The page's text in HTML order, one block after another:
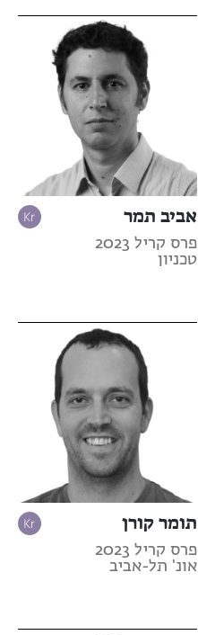
אביב תמר
פרס קריל 2023
טכניון
תומר קורן
פרס קריל 2023
אונ' תל-אביב